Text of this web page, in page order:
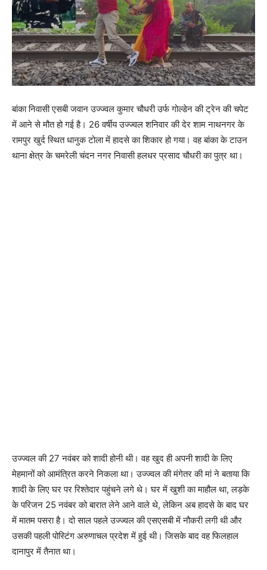
बांका निवासी एसबी जवान उज्ज्वल कुमार चौधरी उर्फ ​​गोल्डेन की ट्रेन की चपेट
में आने से मौत हो गई है। 26 वर्षीय उज्ज्वल शनिवार की देर शाम नाथनगर के
रामपुर खुर्द स्थित धानुक टोला में हादसे का शिकार हो गया। वह बांका के टाउन
थाना क्षेत्र के चमरेली चंदन नगर निवासी हलधर प्रसाद चौधरी का पुत्र था।
उज्ज्वल की 27 नवंबर को शादी होनी थी। वह खुद ही अपनी शादी के लिए
मेहमानों को आमंत्रित करने निकला था। उज्ज्वल की मंगेतर की मां ने बताया कि
शादी के लिए घर पर रिश्तेदार पहुंचने लगे थे। घर में खुशी का माहौल था, लड़के
के परिजन 25 नवंबर को बारात लेने आने वाले थे, लेकिन अब हादसे के बाद घर
में मातम पसरा है। दो साल पहले उज्ज्वल की एसएसबी में नौकरी लगी थी और
उसकी पहली पोस्टिंग अरुणाचल प्रदेश में हुई थी। जिसके बाद वह फिलहाल
दानापुर में तैनात था।